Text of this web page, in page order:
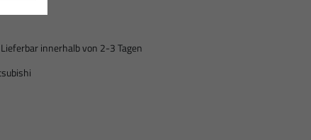
Lieferbar innerhalb von 2-3 Tagen